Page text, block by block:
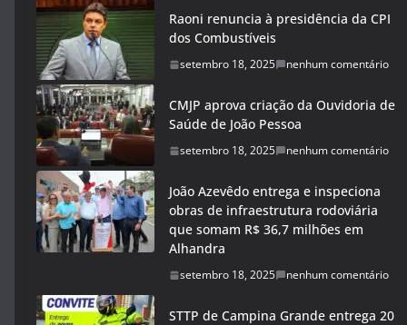
Raoni renuncia à presidência da CPI
dos Combustíveis
setembro 18, 2025 nenhum comentário
CMJP aprova criação da Ouvidoria de
Saúde de João Pessoa
setembro 18, 2025 nenhum comentário
João Azevêdo entrega e inspeciona
obras de infraestrutura rodoviária
que somam R$ 36,7 milhões em
Alhandra
setembro 18, 2025 nenhum comentário
STTP de Campina Grande entrega 20